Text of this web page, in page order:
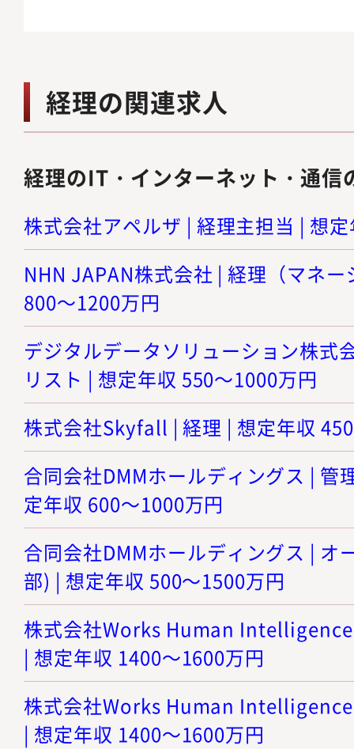
経理の関連求人
経理のIT・インターネット・通信
株式会社アペルザ | 経理主担当 | 想
NHN JAPAN株式会社 | 経理（マネ
800～1200万円
デジタルデータソリューション株式
リスト | 想定年収 550～1000万円
株式会社Skyfall | 経理 | 想定年収
合同会社DMMホールディングス | 管
定年収 600～1000万円
合同会社DMMホールディングス | オ
部) | 想定年収 500～1500万円
株式会社Works Human
| 想定年収 1400～1600万円
株式会社Works Human
| 想定年収 1400～1600万円